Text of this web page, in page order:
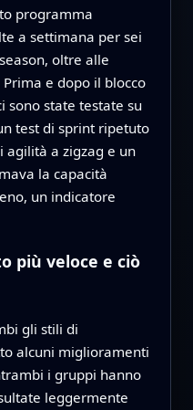
programma
a settimana per sei
oltre alle
e dopo il blocco
sono state testate su
test di sprint ripetuto
agilità a zigzag e un
la capacità
un indicatore
più veloce e ciò
gli stili di
alcuni miglioramenti
i gruppi hanno
leggermente